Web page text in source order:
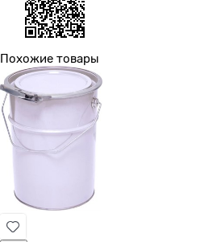
Похожие товары